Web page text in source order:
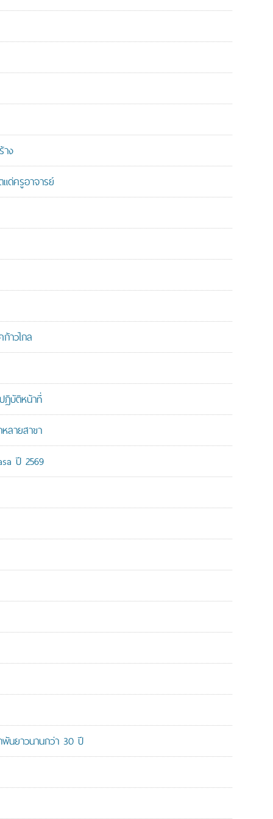
ง
ด่ครูอาจารย์
าวไกล
ฏิบัติหน้าที่
ลายสาขา
ปี 2569
นยาวนานกว่า 30 ปี